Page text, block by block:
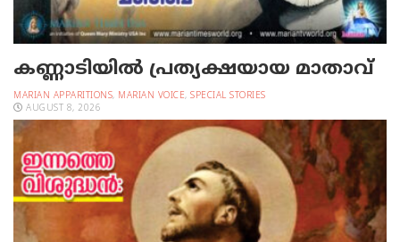
കണ്ണാടിയില്‍ പ്രത്യക്ഷയായ മാതാവ്
MARIAN APPARITIONS, MARIAN VOICE, SPECIAL STORIES
AUGUST 8, 2026